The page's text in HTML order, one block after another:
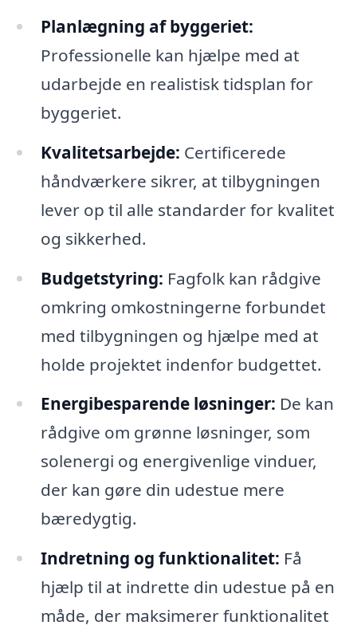
Planlægning af byggeriet:
Professionelle kan hjælpe med at
udarbejde en realistisk tidsplan for
byggeriet.
Kvalitetsarbejde: Certificerede
håndværkere sikrer, at tilbygningen
lever op til alle standarder for kvalitet
og sikkerhed.
Budgetstyring: Fagfolk kan rådgive
omkring omkostningerne forbundet
med tilbygningen og hjælpe med at
holde projektet indenfor budgettet.
Energibesparende løsninger: De kan
rådgive om grønne løsninger, som
solenergi og energivenlige vinduer,
der kan gøre din udestue mere
bæredygtig.
Indretning og funktionalitet: Få
hjælp til at indrette din udestue på en
måde, der maksimerer funktionalitet